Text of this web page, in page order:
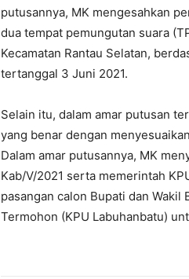
putusannya, MK mengesahkan
dua tempat pemungutan suara
Kecamatan Rantau Selatan,
tertanggal 3 Juni 2021.
Selain itu, dalam amar putusan
yang benar dengan
Dalam amar putusannya, MK
Kab/V/2021 serta memerintah
pasangan calon Bupati dan Wakil
Termohon (KPU Labuhanbatu)